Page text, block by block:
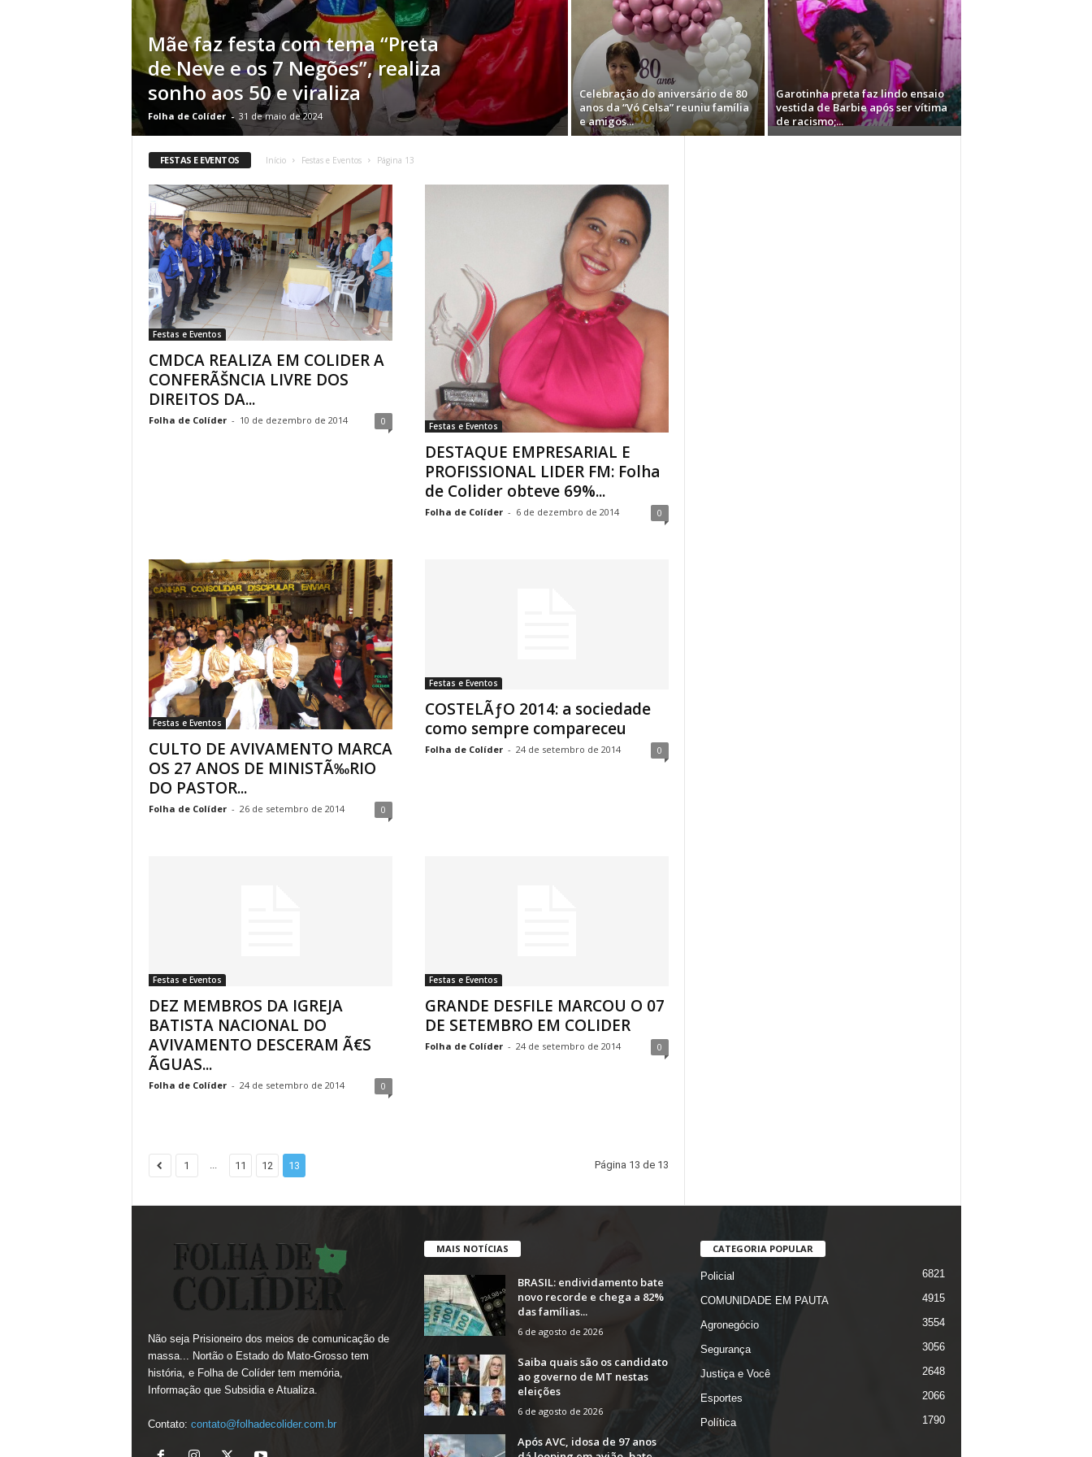
Mãe faz festa com tema “Preta
de Neve e os 7 Negões”, realiza
sonho aos 50 e viraliza
Folha de Colíder - 31 de maio de 2024
Celebração do aniversário de 80
anos da “Vó Celsa” reuniu família
e amigos...
Garotinha preta faz lindo ensaio
vestida de Barbie após ser vítima
de racismo;...
FESTAS E EVENTOS Início Festas e Eventos Página 13
Festas e Eventos
CMDCA REALIZA EM COLIDER A
CONFERÃŠNCIA LIVRE DOS
DIREITOS DA...
Folha de Colíder - 10 de dezembro de 2014 0 Festas e Eventos
DESTAQUE EMPRESARIAL E
PROFISSIONAL LIDER FM: Folha
de Colider obteve 69%...
Folha de Colíder - 6 de dezembro de 2014 0
Festas e Eventos
CULTO DE AVIVAMENTO MARCA
OS 27 ANOS DE MINISTÃ‰RIO
DO PASTOR...
Folha de Colíder - 26 de setembro de 2014 0
Festas e Eventos
COSTELÃƒO 2014: a sociedade
como sempre compareceu
Folha de Colíder - 24 de setembro de 2014 0
Festas e Eventos
DEZ MEMBROS DA IGREJA
BATISTA NACIONAL DO
AVIVAMENTO DESCERAM Ã€S
ÃGUAS...
Folha de Colíder - 24 de setembro de 2014 0
Festas e Eventos
GRANDE DESFILE MARCOU O 07
DE SETEMBRO EM COLIDER
Folha de Colíder - 24 de setembro de 2014 0
1 11 12 13 Página 13 de 13
Não seja Prisioneiro dos meios de comunicação de
massa... Nortão o Estado do Mato-Grosso tem
história, e Folha de Colíder tem memória,
Informação que Subsidia e Atualiza.
Contato: contato@folhadecolider.com.br
MAIS NOTÍCIAS
BRASIL: endividamento bate
novo recorde e chega a 82%
das famílias...
6 de agosto de 2026
Saiba quais são os candidato
ao governo de MT nestas
eleições
6 de agosto de 2026
Após AVC, idosa de 97 anos
CATEGORIA POPULAR
Policial 6821
COMUNIDADE EM PAUTA 4915
Agronegócio 3554
Segurança 3056
Justiça e Você 2648
Esportes 2066
Política 1790